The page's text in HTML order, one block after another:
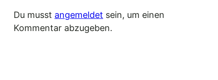
Du musst angemeldet sein, um einen
Kommentar abzugeben.